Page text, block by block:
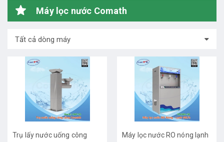
Máy lọc nước Comath
Tất cả dòng máy
Trụ lấy nước uống công
Máy lọc nước RO nóng lạnh